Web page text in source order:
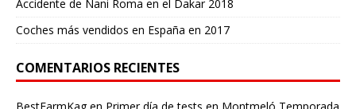
Accidente de Nani Roma en el Dakar 2018
Coches más vendidos en España en 2017
COMENTARIOS RECIENTES